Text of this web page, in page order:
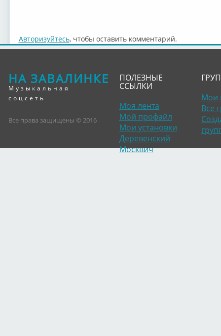
Авторизуйтесь, чтобы оставить комментарий.
НА ЗАВАЛИНКЕ
Музыкальная
соцсеть
Все права защищены © 2016
ПОЛЕЗНЫЕ
ССЫЛКИ
Моя лента
Мой профайл
Мои установки
Деревенский
Москвич
Мои
Все